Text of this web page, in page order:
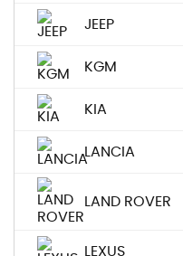
JEEP
KGM
KIA
LANCIA
LAND ROVER
LEXUS